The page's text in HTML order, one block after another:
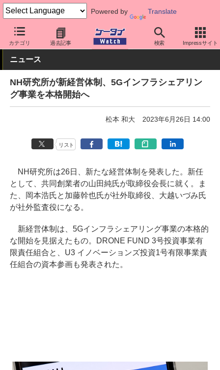
Powered by Translate
カテゴリ 過去記事 検索 Impressサイト
ケータイ Watch 業界動向 企業動向
ニュース
NH研究所が新経営体制、5Gインフラシェアリン
グ事業を本格開始へ
松本 和大 2023年6月26日 14:00
リスト
NH研究所は26日、新たな経営体制を発表した。新任
として、共同創業者の山田純氏が取締役会長に就く。ま
た、岡本浩氏と加藤幹也氏が社外取締役、大越いづみ氏
が社外監査役になる。
新経営体制は、5Gインフラシェアリング事業の本格的
な開始を見据えたもの。DRONE FUND 3号投資事業有
限責任組合と、U3 イノベーションズ投資1号有限事業責
任組合の資本参画も発表された。